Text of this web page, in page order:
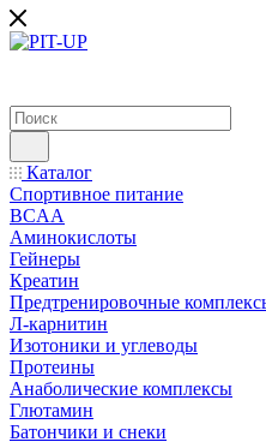
Каталог
Спортивное питание
BCAA
Аминокислоты
Гейнеры
Креатин
Предтренировочные
Л-карнитин
Изотоники и углеводы
Протеины
Анаболические комплексы
Глютамин
Батончики и снеки